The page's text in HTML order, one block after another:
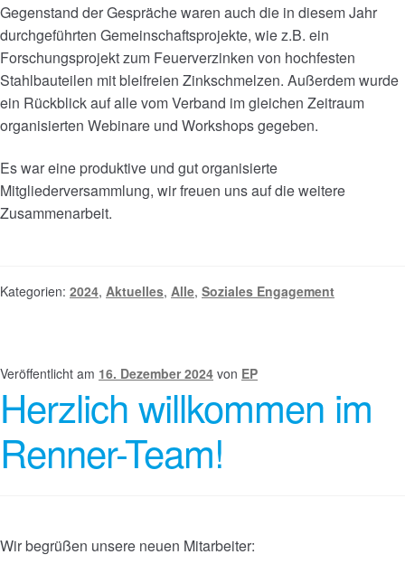
Gegenstand der Gespräche waren auch die in diesem Jahr
durchgeführten Gemeinschaftsprojekte, wie z.B. ein
Forschungsprojekt zum Feuerverzinken von hochfesten
Stahlbauteilen mit bleifreien Zinkschmelzen. Außerdem wurde
ein Rückblick auf alle vom Verband im gleichen Zeitraum
organisierten Webinare und Workshops gegeben.
Es war eine produktive und gut organisierte
Mitgliederversammlung, wir freuen uns auf die weitere
Zusammenarbeit.
Kategorien: 2024, Aktuelles, Alle, Soziales Engagement
Veröffentlicht am 16. Dezember 2024 von EP
Herzlich willkommen im
Renner-Team!
Wir begrüßen unsere neuen Mitarbeiter: